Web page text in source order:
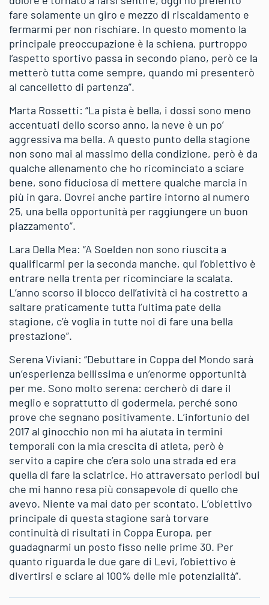
fare solamente un giro e mezzo di riscaldamento e
fermarmi per non rischiare. In questo momento la
principale preoccupazione è la schiena, purtroppo
l’aspetto sportivo passa in secondo piano, però ce la
metterò tutta come sempre, quando mi presenterò
al cancelletto di partenza”.
Marta Rossetti: “La pista è bella, i dossi sono meno
accentuati dello scorso anno, la neve è un po’
aggressiva ma bella. A questo punto della stagione
non sono mai al massimo della condizione, però è da
qualche allenamento che ho ricominciato a sciare
bene, sono fiduciosa di mettere qualche marcia in
più in gara. Dovrei anche partire intorno al numero
25, una bella opportunità per raggiungere un buon
piazzamento”.
Lara Della Mea: “A Soelden non sono riuscita a
qualificarmi per la seconda manche, qui l’obiettivo è
entrare nella trenta per ricominciare la scalata.
L’anno scorso il blocco dell’atività ci ha costretto a
saltare praticamente tutta l’ultima pate della
stagione, c’è voglia in tutte noi di fare una bella
prestazione”.
Serena Viviani: “Debuttare in Coppa del Mondo sarà
un’esperienza bellissima e un’enorme opportunità
per me. Sono molto serena: cercherò di dare il
meglio e soprattutto di godermela, perché sono
prove che segnano positivamente. L’infortunio del
2017 al ginocchio non mi ha aiutata in termini
temporali con la mia crescita di atleta, però è
servito a capire che c’era solo una strada ed era
quella di fare la sciatrice. Ho attraversato periodi bui
che mi hanno resa più consapevole di quello che
avevo. Niente va mai dato per scontato. L’obiettivo
principale di questa stagione sarà torvare
continuità di risultati in Coppa Europa, per
guadagnarmi un posto fisso nelle prime 30. Per
quanto riguarda le due gare di Levi, l’obiettivo è
divertirsi e sciare al 100% delle mie potenzialità”.